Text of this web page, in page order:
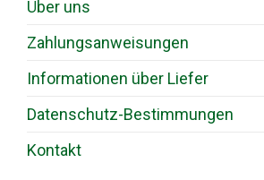
Über uns
Zahlungsanweisungen
Informationen über Liefer
Datenschutz-Bestimmungen
Kontakt